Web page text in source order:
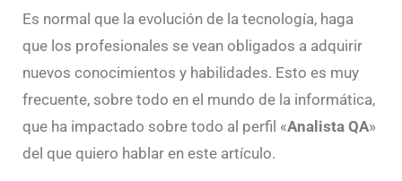
Es normal que la evolución de la tecnología, haga
que los profesionales se vean obligados a adquirir
nuevos conocimientos y habilidades. Esto es muy
frecuente, sobre todo en el mundo de la informática,
que ha impactado sobre todo al perfil «Analista QA»
del que quiero hablar en este artículo.